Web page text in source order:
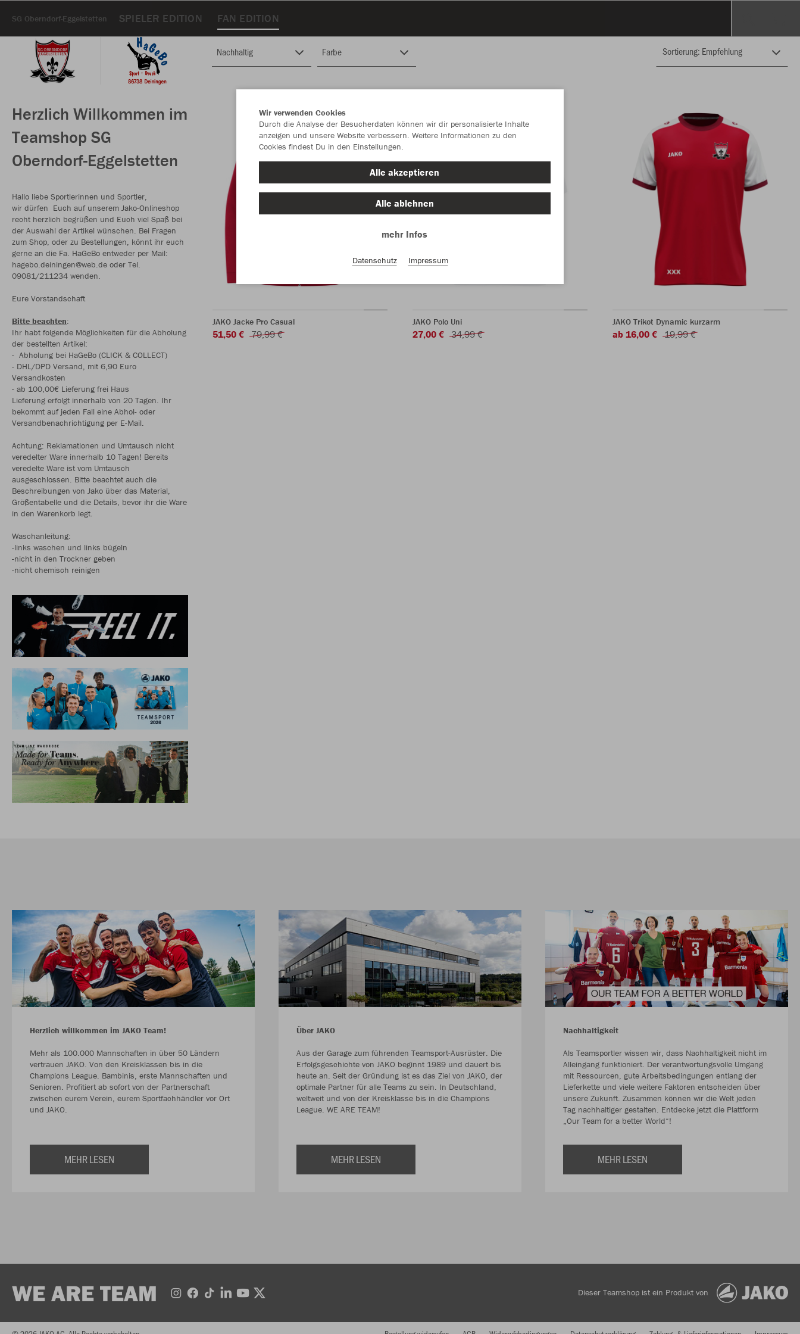
SG Oberndorf-Eggelstetten SPIELER EDITION FAN EDITION
Herzlich Willkommen im
Teamshop SG
Oberndorf-Eggelstetten
Hallo liebe Sportlerinnen und Sportler,
wir dürfen Euch auf unserem Jako-Onlineshop
recht herzlich begrüßen und Euch viel Spaß bei
der Auswahl der Artikel wünschen. Bei Fragen
zum Shop, oder zu Bestellungen, könnt ihr euch
gerne an die Fa. HaGeBo entweder per Mail:
hagebo.deiningen@web.de oder Tel.
09081/211234 wenden.
Eure Vorstandschaft
Bitte beachten:
Ihr habt folgende Möglichkeiten für die Abholung
der bestellten Artikel:
- Abholung bei HaGeBo (CLICK & COLLECT)
- DHL/DPD Versand, mit 6,90 Euro
Versandkosten
- ab 100,00€ Lieferung frei Haus
Lieferung erfolgt innerhalb von 20 Tagen. Ihr
bekommt auf jeden Fall eine Abhol- oder
Versandbenachrichtigung per E-Mail.
Achtung: Reklamationen und Umtausch nicht
veredelter Ware innerhalb 10 Tagen! Bereits
veredelte Ware ist vom Umtausch
ausgeschlossen. Bitte beachtet auch die
Beschreibungen von Jako über das Material,
Größentabelle und die Details, bevor ihr die Ware
in den Warenkorb legt.
Waschanleitung:
-links waschen und links bügeln
-nicht in den Trockner geben
-nicht chemisch reinigen
Nachhaltig Farbe
JAKO Jacke Pro Casual
51,50 € 79,99 €
JAKO Polo Uni
27,00 € 34,99 €
JAKO Trikot Dynamic kurzarm
ab 16,00 € 19,99 €
Herzlich willkommen im JAKO Team!
Mehr als 100.000 Mannschaften in über 50 Ländern
vertrauen JAKO. Von den Kreisklassen bis in die
Champions League. Bambinis, erste Mannschaften und
Senioren. Profitiert ab sofort von der Partnerschaft
zwischen eurem Verein, eurem Sportfachhändler vor Ort
und JAKO.
MEHR LESEN
Über JAKO
Aus der Garage zum führenden Teamsport-Ausrüster. Die
Erfolgsgeschichte von JAKO beginnt 1989 und dauert bis
heute an. Seit der Gründung ist es das Ziel von JAKO, der
optimale Partner für alle Teams zu sein. In Deutschland,
weltweit und von der Kreisklasse bis in die Champions
League. WE ARE TEAM!
MEHR LESEN
Nachhaltigkeit
Als Teamsportler wissen wir, dass Nachhaltigkeit nicht im
Alleingang funktioniert. Der verantwortungsvolle Umgang
mit Ressourcen, gute Arbeitsbedingungen entlang der
Lieferkette und viele weitere Faktoren entscheiden über
unsere Zukunft. Zusammen können wir die Welt jeden
Tag nachhaltiger gestalten. Entdecke jetzt die Plattform
„Our Team for a better World“!
MEHR LESEN
WE ARE TEAM Dieser Teamshop ist ein Produkt von
Wir verwenden Cookies
Durch die Analyse der Besucherdaten können wir dir personalisierte Inhalte
anzeigen und unsere Website verbessern. Weitere Informationen zu den
Cookies findest Du in den Einstellungen.
Alle akzeptieren
Alle ablehnen
mehr Infos
Datenschutz Impressum